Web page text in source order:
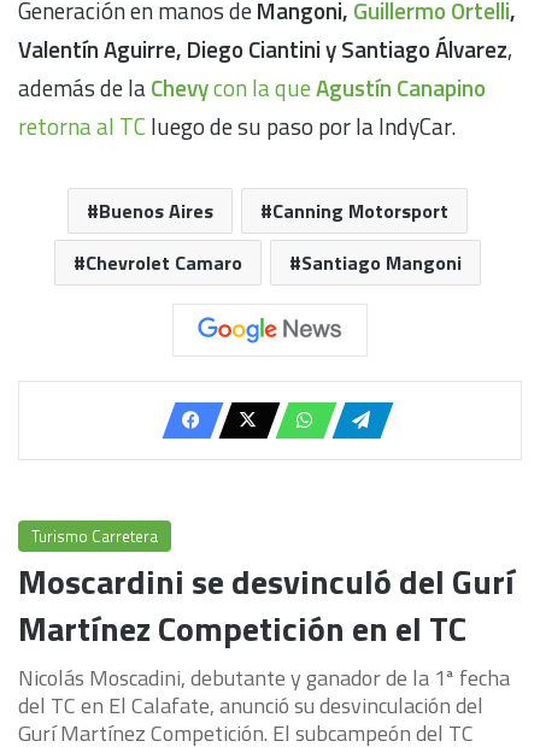
Generación en manos deMangoni, Guillermo Ortelli,
Valentín Aguirre, Diego Ciantini y Santiago Álvarez,
además de laChevycon la queAgustín Canapino
retorna al TC luego de su paso por la IndyCar.
Buenos Aires
Canning Motorsport
Chevrolet Camaro
Santiago Mangoni